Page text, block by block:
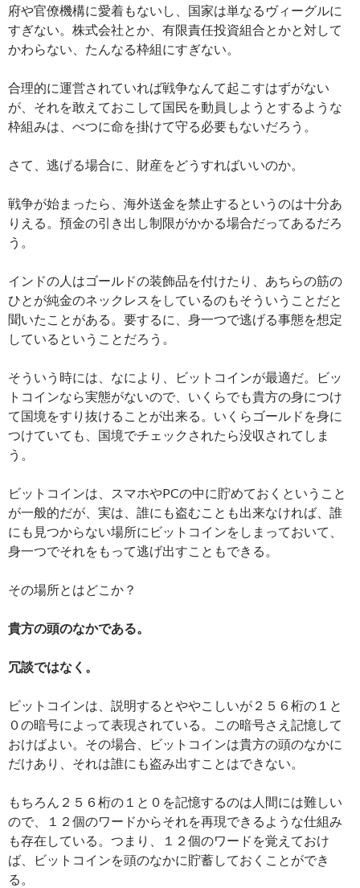
府や官僚機構に愛着もないし、国家は単なるヴィーグルに
すぎない。株式会社とか、有限責任投資組合とかと対して
かわらない、たんなる枠組にすぎない。
合理的に運営されていれば戦争なんて起こすはずがない
が、それを敢えておこして国民を動員しようとするような
枠組みは、べつに命を掛けて守る必要もないだろう。
さて、逃げる場合に、財産をどうすればいいのか。
戦争が始まったら、海外送金を禁止するというのは十分あ
りえる。預金の引き出し制限がかかる場合だってあるだろ
う。
インドの人はゴールドの装飾品を付けたり、あちらの筋の
ひとが純金のネックレスをしているのもそういうことだと
聞いたことがある。要するに、身一つで逃げる事態を想定
しているということだろう。
そういう時には、なにより、ビットコインが最適だ。ビッ
トコインなら実態がないので、いくらでも貴方の身につけ
て国境をすり抜けることが出来る。いくらゴールドを身に
つけていても、国境でチェックされたら没収されてしま
う。
ビットコインは、スマホやPCの中に貯めておくということ
が一般的だが、実は、誰にも盗むことも出来なければ、誰
にも見つからない場所にビットコインをしまっておいて、
身一つでそれをもって逃げ出すこともできる。
その場所とはどこか？
貴方の頭のなかである。
冗談ではなく。
ビットコインは、説明するとややこしいが２５６桁の１と
０の暗号によって表現されている。この暗号さえ記憶して
おけばよい。その場合、ビットコインは貴方の頭のなかに
だけあり、それは誰にも盗み出すことはできない。
もちろん２５６桁の１と０を記憶するのは人間には難しい
ので、１２個のワードからそれを再現できるような仕組み
も存在している。つまり、１２個のワードを覚えておけ
ば、ビットコインを頭のなかに貯蓄しておくことができ
る。